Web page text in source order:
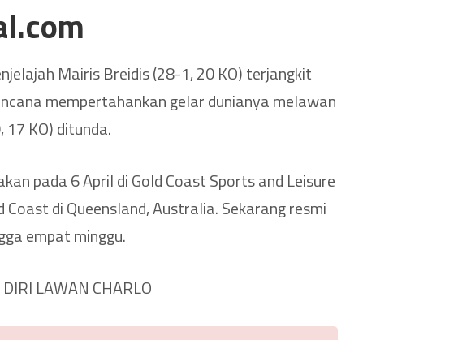
Mairis Breidis (28-1, 20 KO) terjangkit
mempertahankan gelar dunianya melawan
17 KO) ditunda.
pada 6 April di Gold Coast Sports and Leisure
Coast di Queensland, Australia. Sekarang resmi
empat minggu.
LAWAN CHARLO